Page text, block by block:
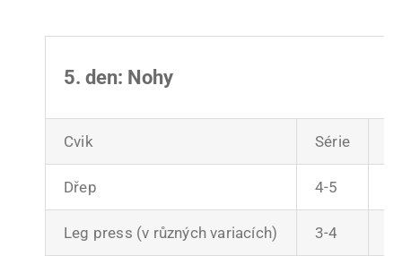
5. den: Nohy
Cvik Série
Dřep 4-5
Leg press (v různých variacích) 3-4